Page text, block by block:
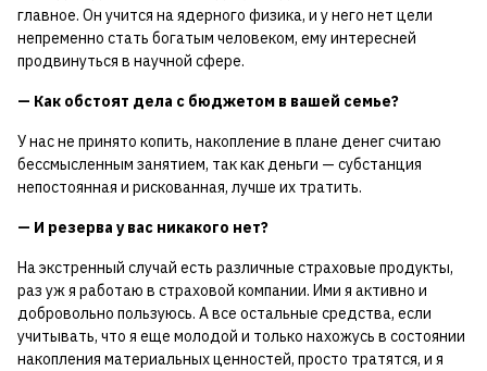
главное. Он учится на ядерного физика, и у него нет цели
непременно стать богатым человеком, ему интересней
продвинуться в научной сфере.
— Как обстоят дела с бюджетом в вашей семье?
У нас не принято копить, накопление в плане денег считаю
бессмысленным занятием, так как деньги — субстанция
непостоянная и рискованная, лучше их тратить.
— И резерва у вас никакого нет?
На экстренный случай есть различные страховые продукты,
раз уж я работаю в страховой компании. Ими я активно и
добровольно пользуюсь. А все остальные средства, если
учитывать, что я еще молодой и только нахожусь в состоянии
накопления материальных ценностей, просто тратятся, и я